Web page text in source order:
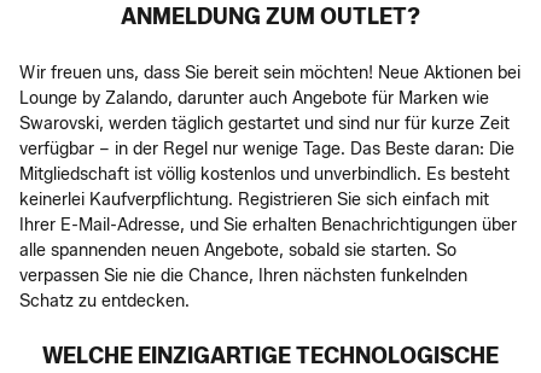
ANMELDUNG ZUM OUTLET?
Wir freuen uns, dass Sie bereit sein möchten! Neue Aktionen bei
Lounge by Zalando, darunter auch Angebote für Marken wie
Swarovski, werden täglich gestartet und sind nur für kurze Zeit
verfügbar – in der Regel nur wenige Tage. Das Beste daran: Die
Mitgliedschaft ist völlig kostenlos und unverbindlich. Es besteht
keinerlei Kaufverpflichtung. Registrieren Sie sich einfach mit
Ihrer E-Mail-Adresse, und Sie erhalten Benachrichtigungen über
alle spannenden neuen Angebote, sobald sie starten. So
verpassen Sie nie die Chance, Ihren nächsten funkelnden
Schatz zu entdecken.
WELCHE EINZIGARTIGE TECHNOLOGISCHE